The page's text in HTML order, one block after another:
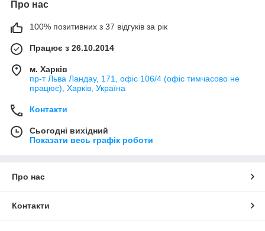
Про нас
100% позитивних з 37 відгуків за рік
Працює з 26.10.2014
м. Харків
пр-т Льва Ландау, 171, офіс 106/4 (офіс тимчасово не
працює), Харків, Україна
Контакти
Сьогодні вихідний
Показати весь графік роботи
Про нас
Контакти